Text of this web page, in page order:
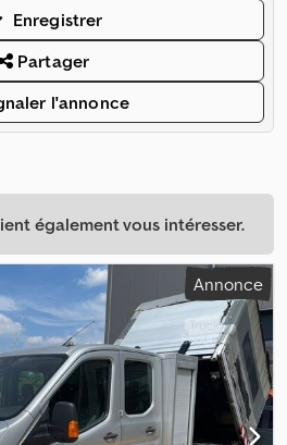
Enregistrer
Partager
l'annonce
également vous intéresser.
Annonce